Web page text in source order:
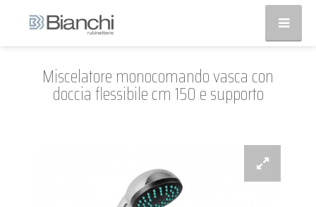
Miscelatore monocomando vasca con
doccia flessibile cm 150 e supporto